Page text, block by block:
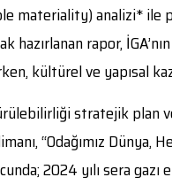
materiality) analizi* ile
hazırlanan rapor,
kültürel ve yapısal
stratejik plan
“Odağımız
2024 yılı sera